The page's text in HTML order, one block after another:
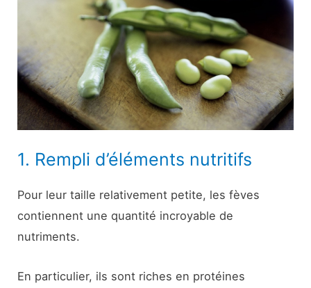
1. Rempli d’éléments nutritifs
Pour leur taille relativement petite, les fèves
contiennent une quantité incroyable de
nutriments.
En particulier, ils sont riches en protéines